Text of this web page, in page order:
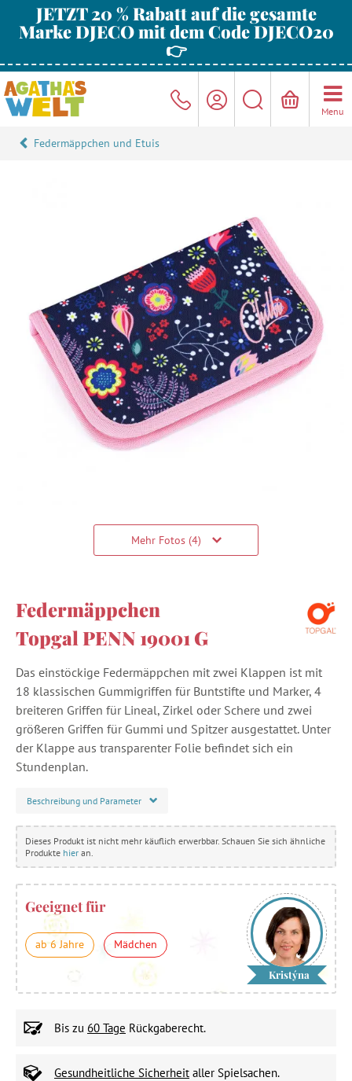
JETZT 20 % Rabatt auf die gesamte
Marke DJECO mit dem Code DJECO20
👉
Menu
Federmäppchen und Etuis
Mehr Fotos (4)
Federmäppchen
Topgal PENN 19001 G
Das einstöckige Federmäppchen mit zwei Klappen ist mit
18 klassischen Gummigriffen für Buntstifte und Marker, 4
breiteren Griffen für Lineal, Zirkel oder Schere und zwei
größeren Griffen für Gummi und Spitzer ausgestattet. Unter
der Klappe aus transparenter Folie befindet sich ein
Stundenplan.
Beschreibung und Parameter
Dieses Produkt ist nicht mehr käuflich erwerbbar. Schauen Sie sich ähnliche
Produkte hier an.
Geeignet für
ab 6 Jahre Mädchen
Kristýna
Bis zu 60 Tage Rückgaberecht.
Gesundheitliche Sicherheit aller Spielsachen.